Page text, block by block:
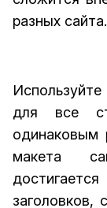
разных сайта.
для все
одинаковым
макета
заголовков,